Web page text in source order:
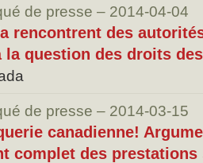
de presse – 2014-04-04
rencontrent des
la question des droits
de presse – 2014-03-15
canadienne!
complet des prestations